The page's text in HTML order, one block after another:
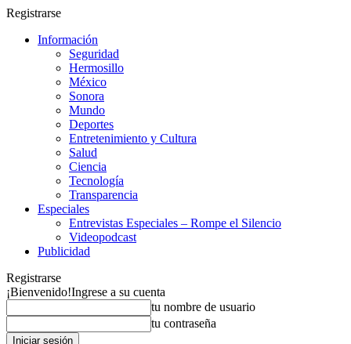
Registrarse
Información
Seguridad
Hermosillo
México
Sonora
Mundo
Deportes
Entretenimiento y Cultura
Salud
Ciencia
Tecnología
Transparencia
Especiales
Entrevistas Especiales – Rompe el Silencio
Videopodcast
Publicidad
Registrarse
¡Bienvenido!Ingrese a su cuenta
tu nombre de usuario
tu contraseña